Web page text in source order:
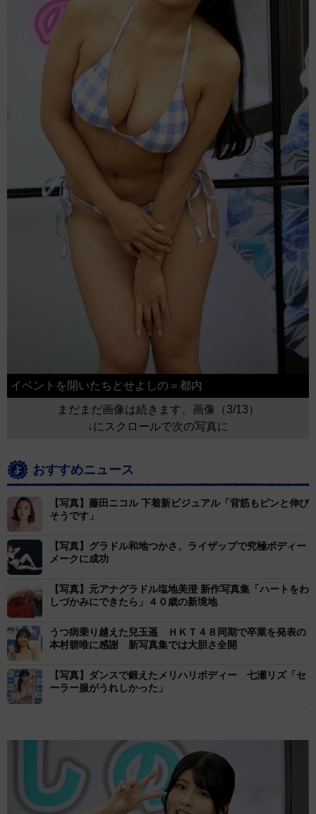
イベントを開いたちとせよしの＝都内
まだまだ画像は続きます。画像（3/13）
↓にスクロールで次の写真に
おすすめニュース
【写真】藤田ニコル 下着新ビジュアル「背筋もピンと伸び
そうです」
【写真】グラドル和地つかさ、ライザップで究極ボディー
メークに成功
【写真】元アナグラドル塩地美澄 新作写真集「ハートをわ
しづかみにできたら」４０歳の新境地
うつ病乗り越えた兒玉遥 ＨＫＴ４８同期で卒業を発表の
本村碧唯に感謝 新写真集では大胆さ全開
【写真】ダンスで鍛えたメリハリボディー 七瀬リズ「セ
ーラー服がうれしかった」